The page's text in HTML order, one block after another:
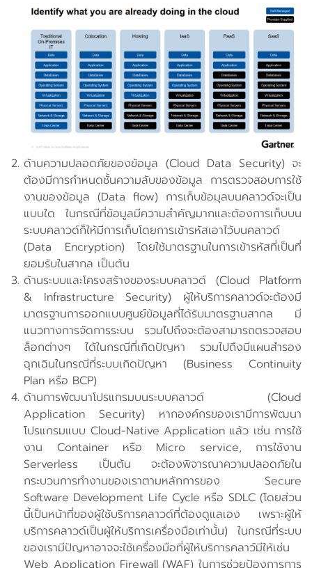
ด้านความปลอดภัยของข้อมูล (Cloud Data Security) จะ
ต้องมีการกำหนดชั้นความลับของข้อมูล การตรวจสอบการใช้
งานของข้อมูล (Data flow) การเก็บข้อมุลบนคลาวด์จะเป็น
แบบใด ในกรณีที่ข้อมูลมีความสำคัญมากและต้องการเก็บบน
ระบบคลาวด์ก็ให้มีการเก็บโดยการเข้ารหัสเอาไว้บนคลาวด์
(Data Encryption) โดยใช้มาตรฐานในการเข้ารหัสที่เป็นที่
ยอมรับในสากล เป็นต้น
ด้านระบบและโครงสร้างของระบบคลาวด์ (Cloud Platform
& Infrastructure Security) ผู้ให้บริการคลาวด์จะต้องมี
มาตรฐานการออกแบบศูนย์ข้อมูลที่ได้รับมาตรฐานสากล มี
แนวทางการจัดการระบบ รวมไปถึงจะต้องสามารถตรวจสอบ
ล็อกต่างๆ ได้ในกรณีที่เกิดปัญหา รวมไปถึงมีแผนสำรอง
ฉุกเฉินในกรณีที่ระบบเกิดปัญหา (Business Continuity
Plan หรือ BCP)
ด้านการพัฒนาโปรแกรมบนระบบคลาวด์ (Cloud
Application Security) หากองค์กรของเรามีการพัฒนา
โปรแกรมแบบ Cloud-Native Application แล้ว เช่น การใช้
งาน Container หรือ Micro service, การใช้งาน
Serverless เป็นต้น จะต้องพิจารณาความปลอดภัยใน
กระบวนการทำงานของเราตามหลักการของ Secure
Software Development Life Cycle หรือ SDLC (โดยส่วน
นี้เป็นหน้าที่ของผู้ใช้บริการคลาวด์ที่ต้องดูแลเอง เพราะผู้ให้
บริการคลาวด์เป็นผู้ให้บริการเครื่องมือเท่านั้น) ในกรณีที่ระบบ
ของเรามีปัญหาอาจจะใช้เครื่องมือที่ผู้ให้บริการคลาว์มีให้เช่น